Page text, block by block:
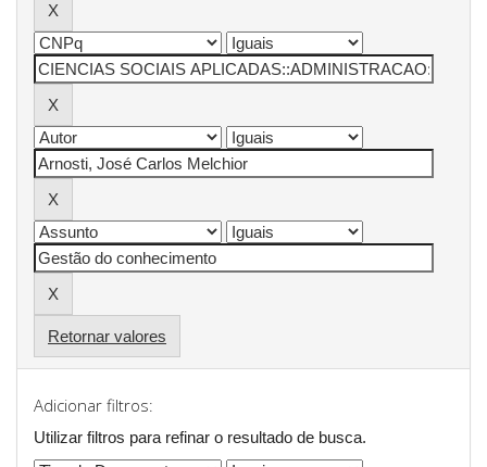
Retornar valores
Adicionar filtros:
Utilizar filtros para refinar o resultado de busca.